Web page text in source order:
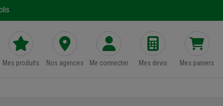
Mes produits Nos agences Me connecter Mes devis Mes paniers